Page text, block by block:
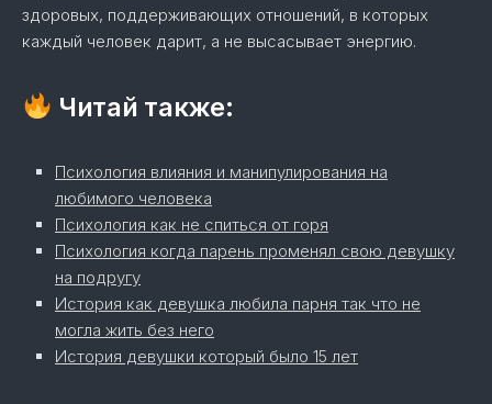
здоровых, поддерживающих отношений, в которых
каждый человек дарит, а не высасывает энергию.
Читай также:
Психология влияния и манипулирования на
любимого человека
Психология как не спиться от горя
Психология когда парень променял свою девушку
на подругу
История как девушка любила парня так что не
могла жить без него
История девушки который было 15 лет